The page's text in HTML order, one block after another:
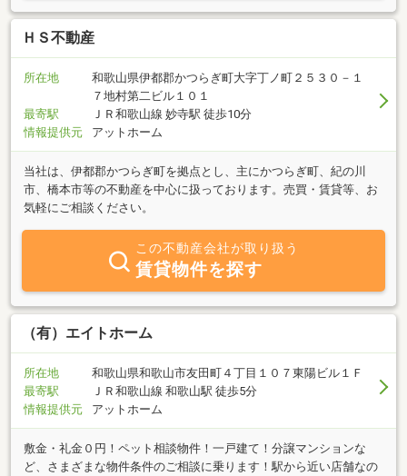
ＨＳ不動産
所在地
和歌山県伊都郡かつらぎ町大字丁ノ町２５３０－１
７地村第二ビル１０１
最寄駅
ＪＲ和歌山線 妙寺駅 徒歩10分
情報提供元
アットホーム
当社は、伊都郡かつらぎ町を拠点とし、主にかつらぎ町、紀の川
市、橋本市等の不動産を中心に扱っております。売買・賃貸等、お
気軽にご相談ください。
この不動産会社が取り扱う
賃貸物件を探す
（有）エイトホーム
所在地
和歌山県和歌山市友田町４丁目１０７東陽ビル１Ｆ
最寄駅
ＪＲ和歌山線 和歌山駅 徒歩5分
情報提供元
アットホーム
敷金・礼金０円！ペット相談物件！一戸建て！分譲マンションな
ど、さまざまな物件条件のご相談に乗ります！駅から近い店舗なの